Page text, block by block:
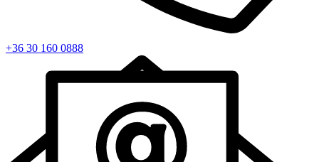
+36 30 160 0888